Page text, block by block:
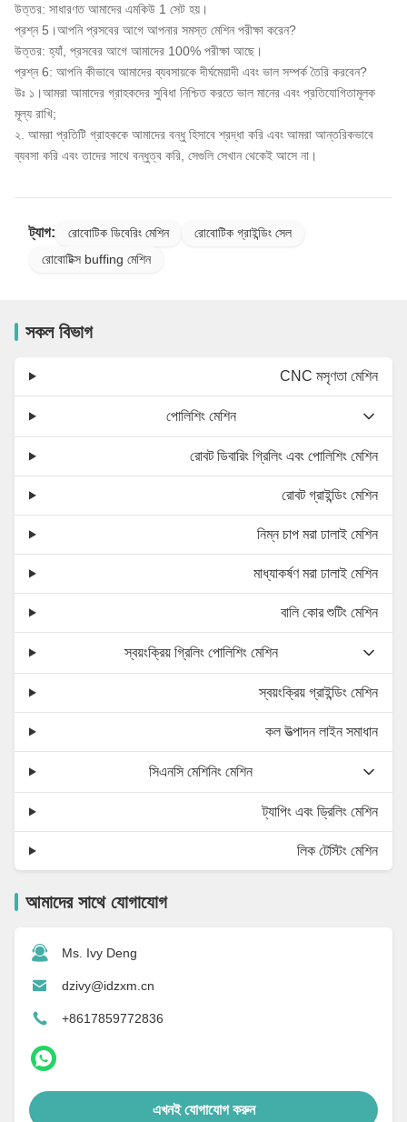
উত্তর: সাধারণত আমাদের এমকিউ 1 সেট হয়।
প্রশ্ন 5।আপনি প্রসবের আগে আপনার সমস্ত মেশিন পরীক্ষা করেন?
উত্তর: হ্যাঁ, প্রসবের আগে আমাদের 100% পরীক্ষা আছে।
প্রশ্ন 6: আপনি কীভাবে আমাদের ব্যবসায়কে দীর্ঘমেয়াদী এবং ভাল সম্পর্ক তৈরি করবেন?
উঃ ১।আমরা আমাদের গ্রাহকদের সুবিধা নিশ্চিত করতে ভাল মানের এবং প্রতিযোগিতামূলক
মূল্য রাখি;
২. আমরা প্রতিটি গ্রাহককে আমাদের বন্ধু হিসাবে শ্রদ্ধা করি এবং আমরা আন্তরিকভাবে
ব্যবসা করি এবং তাদের সাথে বন্ধুত্ব করি, সেগুলি সেখান থেকেই আসে না।
ট্যাগ: রোবোটিক ডিবেরিং মেশিন
রোবোটিক গ্রাইন্ডিং সেল
রোবোটিক্স buffing মেশিন
সকল বিভাগ
CNC মসৃণতা মেশিন
পোলিশিং মেশিন
রোবট ডিবারিং গ্রিলিং এবং পোলিশিং মেশিন
রোবট গ্রাইন্ডিং মেশিন
নিম্ন চাপ মরা ঢালাই মেশিন
মাধ্যাকর্ষণ মরা ঢালাই মেশিন
বালি কোর শুটিং মেশিন
স্বয়ংক্রিয় গ্রিলিং পোলিশিং মেশিন
স্বয়ংক্রিয় গ্রাইন্ডিং মেশিন
কল উত্পাদন লাইন সমাধান
সিএনসি মেশিনিং মেশিন
ট্যাপিং এবং ড্রিলিং মেশিন
লিক টেস্টিং মেশিন
আমাদের সাথে যোগাযোগ
Ms. Ivy Deng
dzivy@idzxm.cn
+8617859772836
এখনই যোগাযোগ করুন